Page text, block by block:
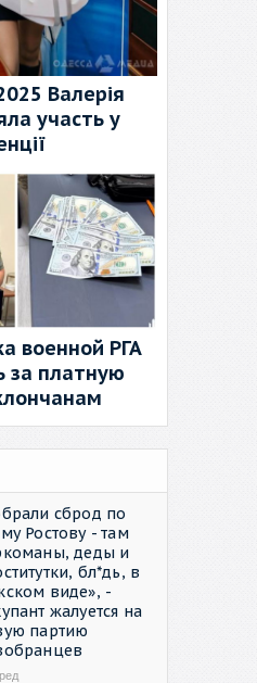
Валерія
участь у
военной РГА
за платную
сброд по
Ростову - там
деды и
бл*дь, в
виде», -
жалуется на
партию